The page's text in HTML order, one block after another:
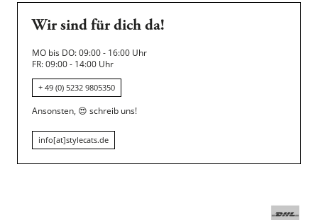
Wir sind für dich da!
MO bis DO: 09:00 - 16:00 Uhr
FR: 09:00 - 14:00 Uhr
+ 49 (0) 5232 9805350
Ansonsten, 😍 schreib uns!
info[at]stylecats.de